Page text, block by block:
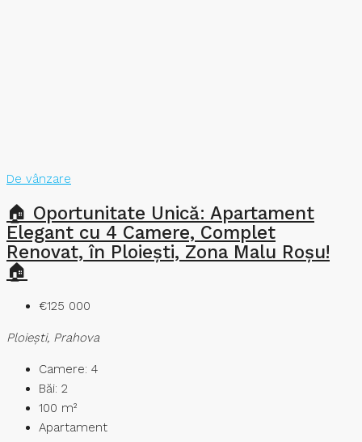
De vânzare
🏠 Oportunitate Unică: Apartament
Elegant cu 4 Camere, Complet
Renovat, în Ploiești, Zona Malu Roșu!
🏠
€125 000
Ploieşti, Prahova
Camere: 4
Băi: 2
100 m²
Apartament